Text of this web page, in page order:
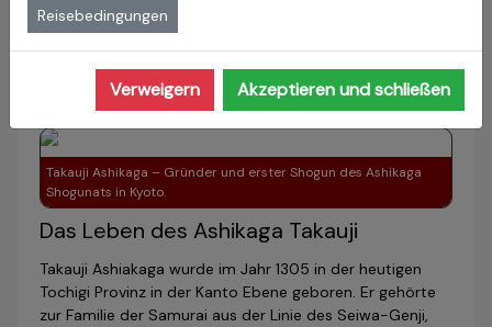
Der Shōgun Ashikaga Takauji war der Gründer des
Ashikaga-Shōgunats und gilt als der Begründer der
Muromachi-Zeit in Ja­pan. Diese wurde nach dem
Stadtteil Muromachi in Kyoto genannt, da dies der
Regierungssitz der Familie Ashikaga war.
Takauji Ashikaga – Gründer und erster Shogun des Ashikaga
Shogunats in Kyoto.
Das Leben des Ashikaga Takauji
Takauji Ashiakaga wurde im Jahr 1305 in der heutigen
Tochigi Provinz in der Kanto Ebene geboren. Er gehörte
zur Familie der Samurai aus der Linie des Seiwa-Genji,
Reisebedingungen
Verweigern Akzeptieren und schließen